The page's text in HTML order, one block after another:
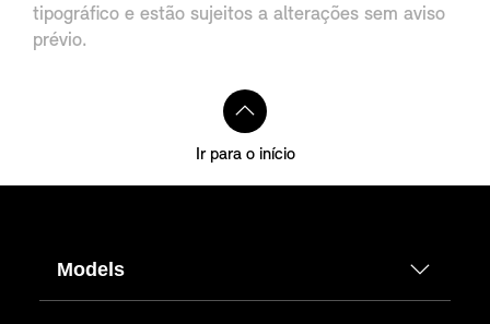
tipográfico e estão sujeitos a alterações sem aviso
prévio.
Ir para o início
Models